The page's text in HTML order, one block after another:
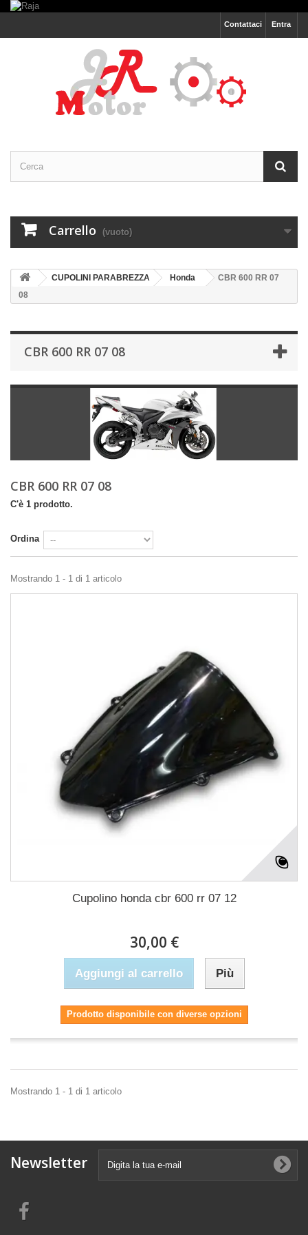
Entra
Contattaci
Carrello (vuoto)
CUPOLINI PARABREZZA Honda
CBR 600 RR 07
08
CBR 600 RR 07 08
CBR 600 RR 07 08
C'è 1 prodotto.
Ordina
Mostrando 1 - 1 di 1 articolo
Cupolino honda cbr 600 rr 07 12
30,00 €
Aggiungi al carrello Più
Prodotto disponibile con diverse opzioni
Mostrando 1 - 1 di 1 articolo
Newsletter